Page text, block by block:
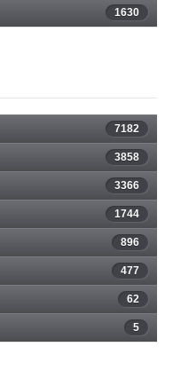
1630
7182
3858
3366
1744
896
477
62
5